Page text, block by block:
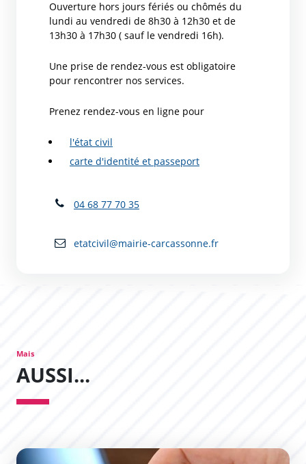
Ouverture hors jours fériés ou chômés du
lundi au vendredi de 8h30 à 12h30 et de
13h30 à 17h30 ( sauf le vendredi 16h).
Une prise de rendez-vous est obligatoire
pour rencontrer nos services.
Prenez rendez-vous en ligne pour
l'état civil
carte d'identité et passeport
04 68 77 70 35
etatcivil@mairie-carcassonne.fr
Mais
AUSSI...
Demande d&#039;un acte de naissance